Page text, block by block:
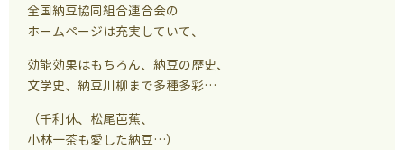
全国納豆協同組合連合会の
ホームページは充実していて、
効能効果はもちろん、納豆の歴史、
文学史、納豆川柳まで多種多彩…
（千利休、松尾芭蕉、
小林一茶も愛した納豆…）